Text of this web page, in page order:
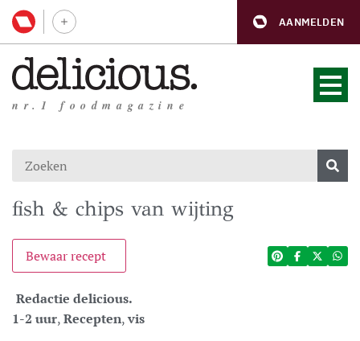
AANMELDEN
nr.1 foodmagazine
fish & chips van wijting
Bewaar recept
Redactie delicious.
1-2 uur,Recepten,vis